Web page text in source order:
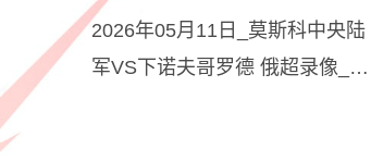
2026年05月11日_莫斯科中央陆
军VS下诺夫哥罗德 俄超录像_高